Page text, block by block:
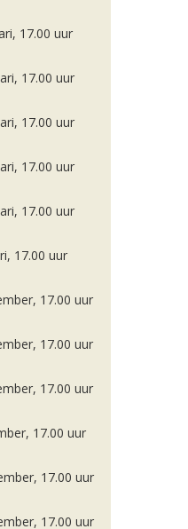
17.00 uur
17.00 uur
17.00 uur
17.00 uur
17.00 uur
17.00 uur
17.00 uur
17.00 uur
17.00 uur
17.00 uur
17.00 uur
17.00 uur